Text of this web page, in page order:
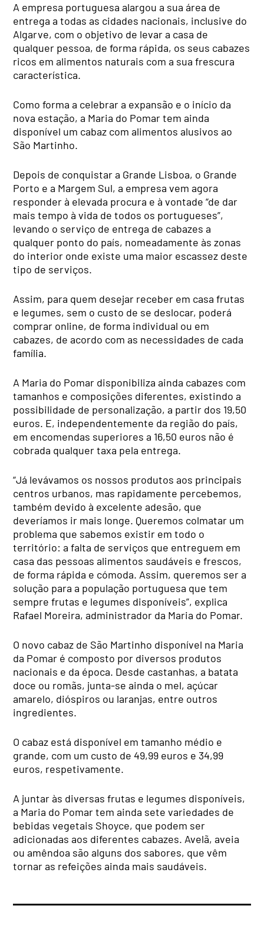
A empresa portuguesa alargou a sua área de
entrega a todas as cidades nacionais, inclusive do
Algarve, com o objetivo de levar a casa de
qualquer pessoa, de forma rápida, os seus cabazes
ricos em alimentos naturais com a sua frescura
característica.
Como forma a celebrar a expansão e o início da
nova estação, a Maria do Pomar tem ainda
disponível um cabaz com alimentos alusivos ao
São Martinho.
Depois de conquistar a Grande Lisboa, o Grande
Porto e a Margem Sul, a empresa vem agora
responder à elevada procura e à vontade “de dar
mais tempo à vida de todos os portugueses”,
levando o serviço de entrega de cabazes a
qualquer ponto do país, nomeadamente às zonas
do interior onde existe uma maior escassez deste
tipo de serviços.
Assim, para quem desejar receber em casa frutas
e legumes, sem o custo de se deslocar, poderá
comprar online, de forma individual ou em
cabazes, de acordo com as necessidades de cada
família.
A Maria do Pomar disponibiliza ainda cabazes com
tamanhos e composições diferentes, existindo a
possibilidade de personalização, a partir dos 19,50
euros. E, independentemente da região do país,
em encomendas superiores a 16,50 euros não é
cobrada qualquer taxa pela entrega.
“Já levávamos os nossos produtos aos principais
centros urbanos, mas rapidamente percebemos,
também devido à excelente adesão, que
deveríamos ir mais longe. Queremos colmatar um
problema que sabemos existir em todo o
território: a falta de serviços que entreguem em
casa das pessoas alimentos saudáveis e frescos,
de forma rápida e cómoda. Assim, queremos ser a
solução para a população portuguesa que tem
sempre frutas e legumes disponíveis”, explica
Rafael Moreira, administrador da Maria do Pomar.
O novo cabaz de São Martinho disponível na Maria
da Pomar é composto por diversos produtos
nacionais e da época. Desde castanhas, a batata
doce ou romãs, junta-se ainda o mel, açúcar
amarelo, dióspiros ou laranjas, entre outros
ingredientes.
O cabaz está disponível em tamanho médio e
grande, com um custo de 49,99 euros e 34,99
euros, respetivamente.
A juntar às diversas frutas e legumes disponíveis,
a Maria do Pomar tem ainda sete variedades de
bebidas vegetais Shoyce, que podem ser
adicionadas aos diferentes cabazes. Avelã, aveia
ou amêndoa são alguns dos sabores, que vêm
tornar as refeições ainda mais saudáveis.